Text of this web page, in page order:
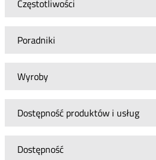
Częstotliwości
Poradniki
Wyroby
Dostępność produktów i usług
Dostępność